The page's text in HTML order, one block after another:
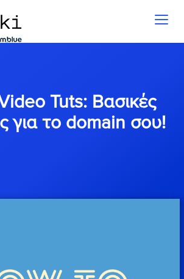
Tuts: Βασικές
για το domain σου!